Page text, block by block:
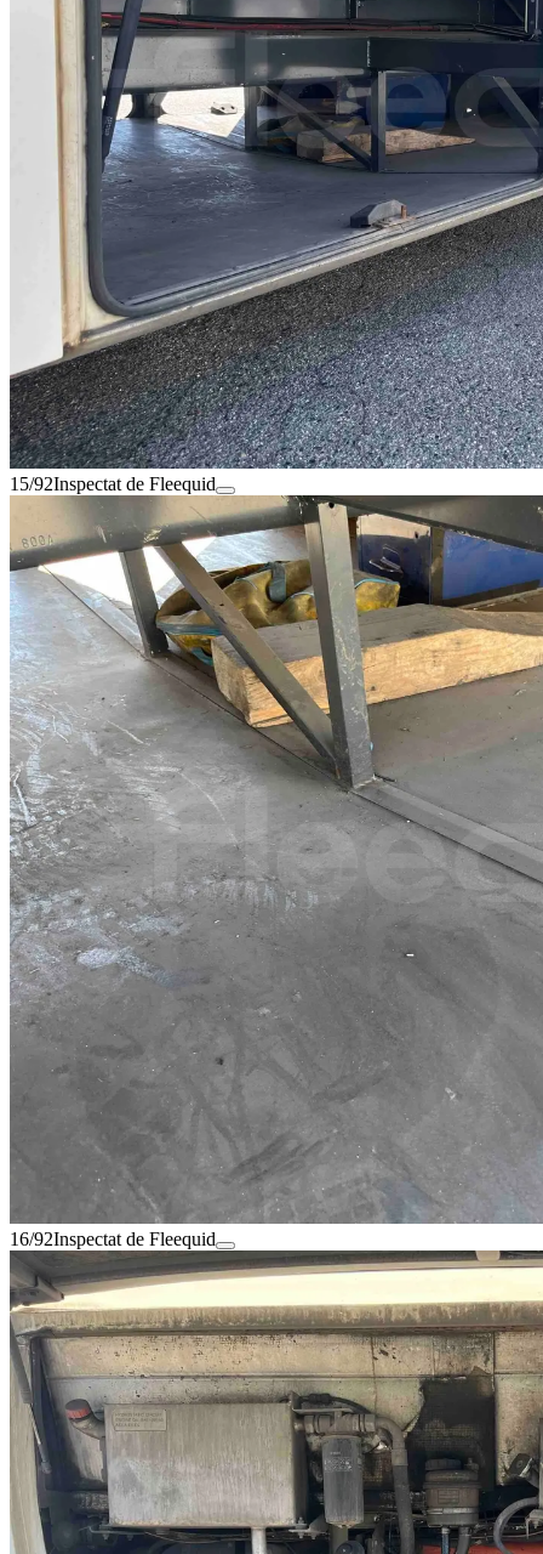
15/92Inspectat de Fleequid
16/92Inspectat de Fleequid